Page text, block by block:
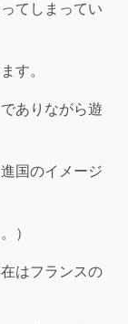
てしまってい
す。
ありながら遊
国のイメージ
）
はフランスの